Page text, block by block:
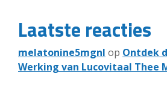
Laatste reacties
melatonine5mgnl op Ontdek
Werking van Lucovitaal Thee